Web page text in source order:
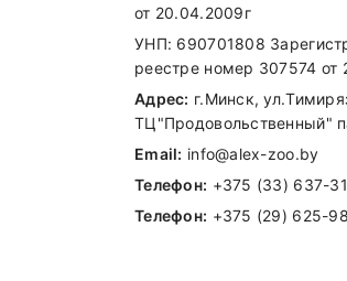
от 20.04.2009г
УНП: 690701808
реестре номер 307574 от
Адрес: г.Минск,
ТЦ"Продовольственный"
Email: info@alex-zoo.by
Телефон: +375 (33) 637-
Телефон: +375 (29) 625-